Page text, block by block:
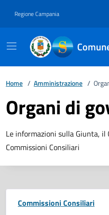
Regione Campania
Home / Amministrazione /
Organi di
Le informazioni sulla Giunta, il
Commissioni Consiliari
Commissioni Consiliari